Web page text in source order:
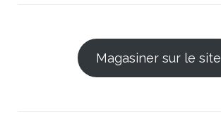
Magasiner sur le site